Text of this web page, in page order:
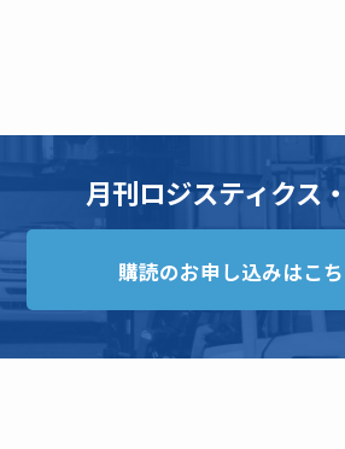
月刊ロジスティクス
購読のお申し込みはこ